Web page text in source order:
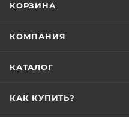
КОРЗИНА
КОМПАНИЯ
КАТАЛОГ
КАК КУПИТЬ?